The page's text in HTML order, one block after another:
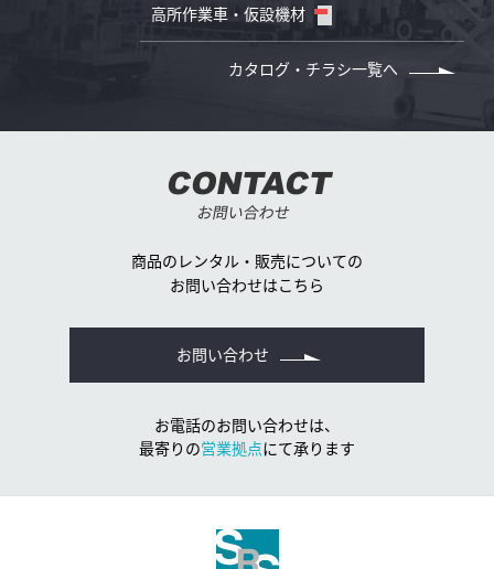
高所作業車・仮設機材
カタログ・チラシ一覧へ
CONTACT
お問い合わせ
商品のレンタル・販売についての
お問い合わせはこちら
お問い合わせ
お電話のお問い合わせは、
最寄りの営業拠点にて承ります